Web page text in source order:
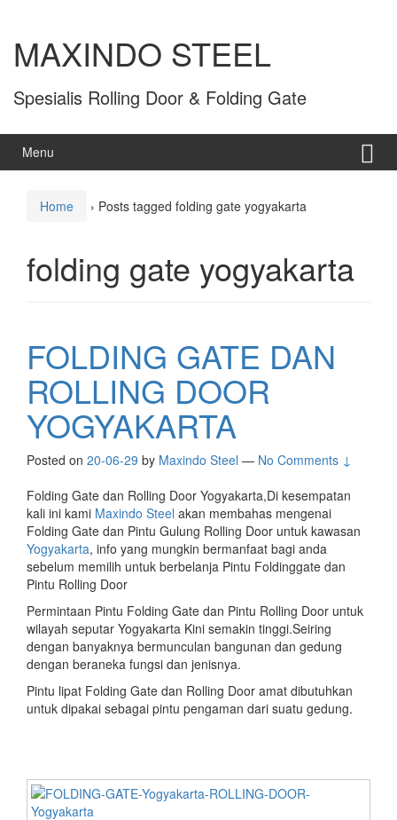
MAXINDO STEEL
Spesialis Rolling Door & Folding Gate
Menu
Home › Posts tagged folding gate yogyakarta
folding gate yogyakarta
FOLDING GATE DAN
ROLLING DOOR
YOGYAKARTA
Posted on 20-06-29 by Maxindo Steel — No Comments ↓
Folding Gate dan Rolling Door Yogyakarta,Di kesempatan
kali ini kami Maxindo Steel akan membahas mengenai
Folding Gate dan Pintu Gulung Rolling Door untuk kawasan
Yogyakarta, info yang mungkin bermanfaat bagi anda
sebelum memilih untuk berbelanja Pintu Foldinggate dan
Pintu Rolling Door
Permintaan Pintu Folding Gate dan Pintu Rolling Door untuk
wilayah seputar Yogyakarta Kini semakin tinggi.Seiring
dengan banyaknya bermunculan bangunan dan gedung
dengan beraneka fungsi dan jenisnya.
Pintu lipat Folding Gate dan Rolling Door amat dibutuhkan
untuk dipakai sebagai pintu pengaman dari suatu gedung.